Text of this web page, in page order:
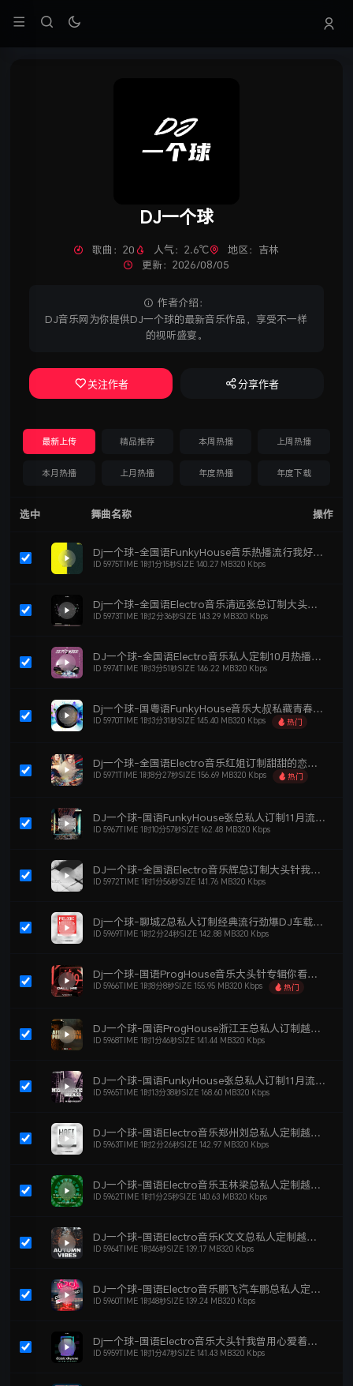
DJ一个球
歌曲：20 人气：2.6℃
地区：吉林
更新：2026/08/05
作者介绍：
DJ音乐网为你提供DJ一个球的最新音乐作品，享受不一样
的视听盛宴。
关注作者 分享作者
最新上传 精品推荐 本周热播 上周热播
本月热播 上月热播 年度热播 年度下载
选中 舞曲名称 操作
Dj一个球-全国语FunkyHouse音乐热播流行我好想你今晚我是你的人劲爆DJ车载串烧NO.26
ID 5975TIME 1时1分15秒SIZE 140.27 MB320 Kbps
立即下载
Dj一个球-全国语Electro音乐清远张总订制大头针千纸鹤上头劲爆DJ车载串烧NO.35
ID 5973TIME 1时2分36秒SIZE 143.29 MB320 Kbps
立即下载
DJ一个球-全国语Electro音乐私人定制10月热播越听越上头劲爆DJ车载串烧NO.12
ID 5974TIME 1时3分51秒SIZE 146.22 MB320 Kbps
立即下载
Dj一个球-国粤语FunkyHouse音乐大叔私藏青春回忆你听过几首劲爆dj车载串烧NO.36
ID 5970TIME 1时3分31秒SIZE 145.40 MB320 Kbps 热门
立即下载 添加歌单
Dj一个球-全国语Electro音乐红姐订制甜甜的恋爱 恋人心 有点甜上头劲爆DJ车载串烧NO.33
ID 5971TIME 1时8分27秒SIZE 156.69 MB320 Kbps 热门
立即下载 添加歌单
DJ一个球-国语FunkyHouse张总私人订制11月流行旋律慢摇dj车载串烧NO.18
ID 5967TIME 1时10分57秒SIZE 162.48 MB320 Kbps
立即下载
DJ一个球-全国语Electro音乐辉总订制大头针我期待的不是雪劲爆dj串烧NO.37
ID 5972TIME 1时1分56秒SIZE 141.76 MB320 Kbps
立即下载
Dj一个球-聊城Z总私人订制经典流行劲爆DJ车载串烧NO.23
ID 5969TIME 1时2分24秒SIZE 142.88 MB320 Kbps
立即下载
Dj一个球-国语ProgHouse音乐大头针专辑你看你看月亮的脸上头劲爆DJ车载串烧NO.30
ID 5966TIME 1时8分8秒SIZE 155.95 MB320 Kbps 热门
立即下载 添加歌单
DJ一个球-国语ProgHouse浙江王总私人订制越听越上头劲爆DJ车载串烧NO.22
ID 5968TIME 1时1分46秒SIZE 141.44 MB320 Kbps
立即下载
DJ一个球-国语FunkyHouse张总私人订制11月流行旋律慢摇dj车载串烧NO.17
ID 5965TIME 1时13分38秒SIZE 168.60 MB320 Kbps
立即下载
DJ一个球-国语Electro音乐郑州刘总私人定制越听越上头劲爆DJ车载串烧NO.16
ID 5963TIME 1时2分26秒SIZE 142.97 MB320 Kbps
立即下载
DJ一个球-国语Electro音乐玉林梁总私人定制越听越上头劲爆DJ车载串烧NO.25
ID 5962TIME 1时1分25秒SIZE 140.63 MB320 Kbps
立即下载
DJ一个球-国语Electro音乐K文文总私人定制越听越上头劲爆DJ车载串烧NO.15
ID 5964TIME 1时46秒SIZE 139.17 MB320 Kbps
立即下载
DJ一个球-国语Electro音乐鹏飞汽车鹏总私人定制越听越上头劲爆DJ车载串烧NO.24
ID 5960TIME 1时48秒SIZE 139.24 MB320 Kbps
立即下载
Dj一个球-国语Electro音乐大头针我曾用心爱着你慢摇上头劲爆DJ车载串烧NO.39
ID 5959TIME 1时1分47秒SIZE 141.43 MB320 Kbps
立即下载